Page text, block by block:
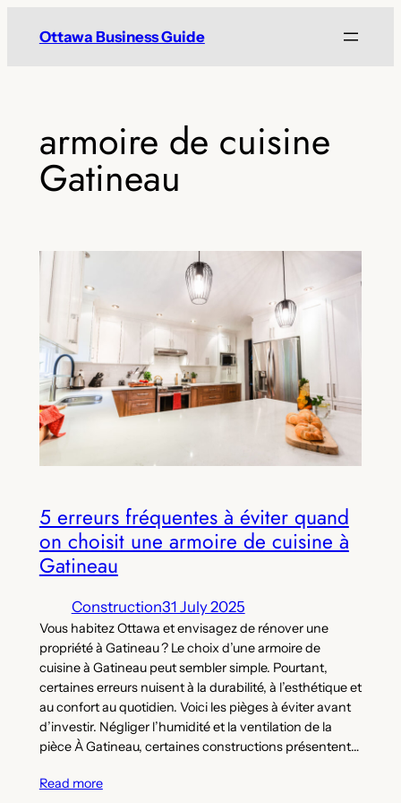
Ottawa Business Guide
armoire de cuisine
Gatineau
5 erreurs fréquentes à éviter quand
on choisit une armoire de cuisine à
Gatineau
Construction31 July 2025
Vous habitez Ottawa et envisagez de rénover une
propriété à Gatineau ? Le choix d’une armoire de
cuisine à Gatineau peut sembler simple. Pourtant,
certaines erreurs nuisent à la durabilité, à l’esthétique et
au confort au quotidien. Voici les pièges à éviter avant
d’investir. Négliger l’humidité et la ventilation de la
pièce À Gatineau, certaines constructions présentent…
Read more